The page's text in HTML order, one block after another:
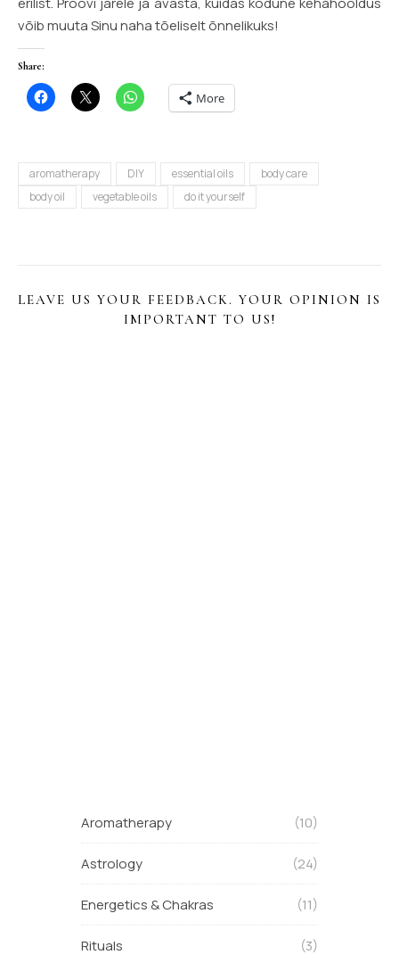
võib muuta Sinu naha tõeliselt õnnelikuks!
Share:
More
aromatherapy DIY essential oils
body care
body oil
vegetable oils do it yourself
LEAVE US YOUR FEEDBACK. YOUR OPINION IS
IMPORTANT TO US!
Aromatherapy (10)
Astrology (24)
Energetics & Chakras (11)
Rituals (3)